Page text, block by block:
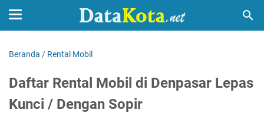
Beranda / Rental Mobil
Daftar Rental Mobil di Denpasar Lepas
Kunci / Dengan Sopir